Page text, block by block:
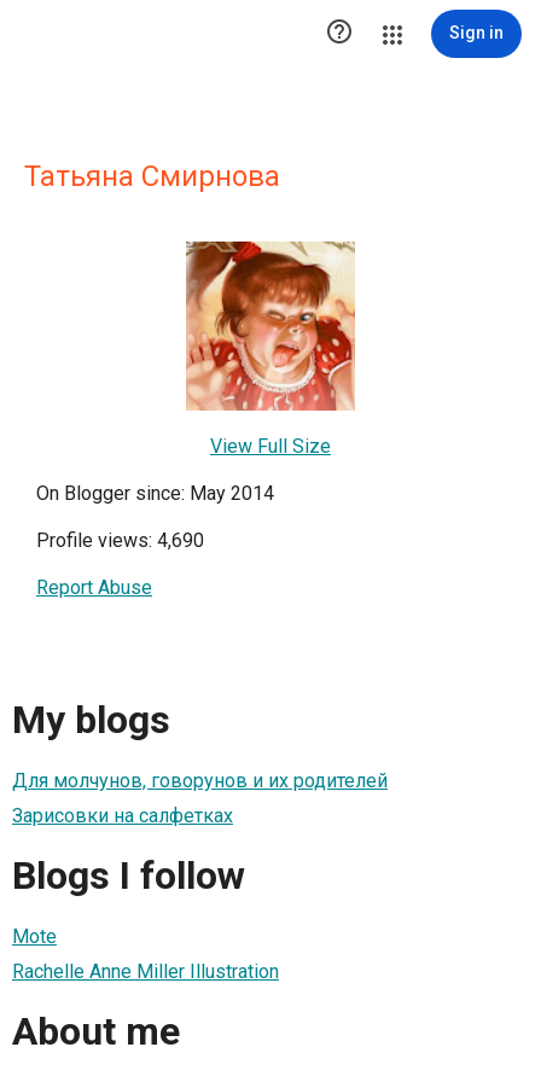
 Sign in
Татьяна Смирнова
View Full Size
On Blogger since: May 2014
Profile views: 4,690
Report Abuse
My blogs
Для молчунов, говорунов и их родителей
Зарисовки на салфетках
Blogs I follow
Mote
Rachelle Anne Miller Illustration
About me